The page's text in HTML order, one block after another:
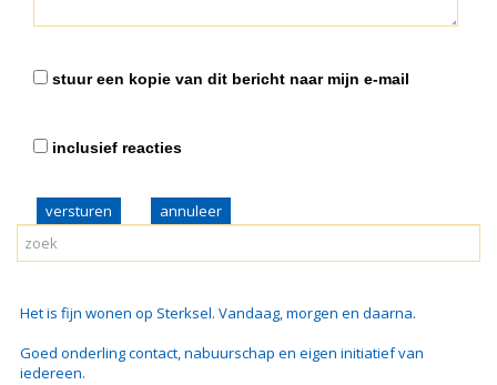
stuur een kopie van dit bericht naar mijn e-mail
inclusief reacties
versturen
Het is fijn wonen op Sterksel. Vandaag, morgen en daarna.
Goed onderling contact, nabuurschap en eigen initiatief van
iedereen.